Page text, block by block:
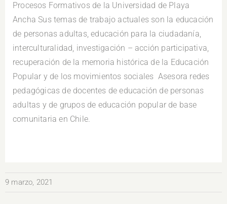
Procesos Formativos de la Universidad de Playa
Ancha Sus temas de trabajo actuales son la educación
de personas adultas, educación para la ciudadanía,
interculturalidad, investigación – acción participativa,
recuperación de la memoria histórica de la Educación
Popular y de los movimientos sociales Asesora redes
pedagógicas de docentes de educación de personas
adultas y de grupos de educación popular de base
comunitaria en Chile.
9 marzo, 2021